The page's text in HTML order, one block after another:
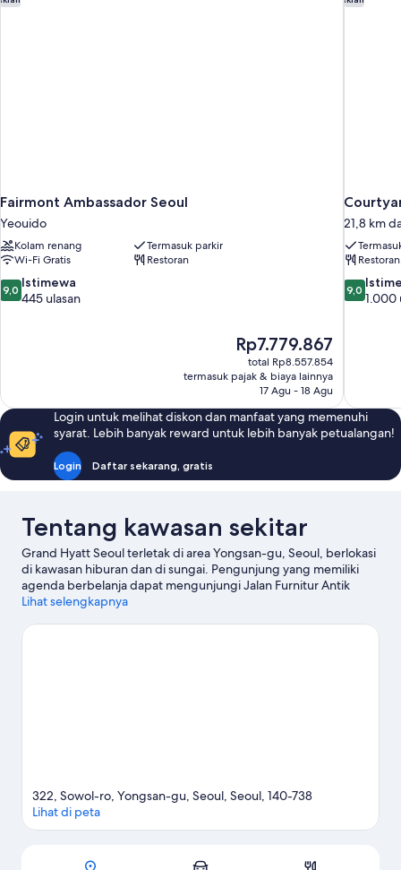
Fairmont Ambassador Seoul
Yeouido
Kolam renang
Termasuk parkir
Wi-Fi Gratis
Restoran
9.0
dari
9,0 Istimewa
445 ulasan
Harga
sekarang
Rp7.779.867
Rp7.779.867
total Rp8.557.854
termasuk pajak & biaya lainnya
17 Agu - 18 Agu
21,8 km
Restoran
9.0
dari
9,0
1.000
Login untuk melihat diskon dan manfaat yang memenuhi
syarat. Lebih banyak reward untuk lebih banyak petualangan!
Login Daftar sekarang, gratis
Tentang kawasan sekitar
Grand Hyatt Seoul terletak di area Yongsan-gu, Seoul, berlokasi
di kawasan hiburan dan di sungai. Pengunjung yang memiliki
agenda berbelanja dapat mengunjungi Jalan Furnitur Antik
Itaewon dan Blue Square, atau singgahi Pusat Bowling Hannam
Namsan. Jangan lupa untuk menjelajahi aktivitas di area ini,
Lihat selengkapnya
Peta
322, Sowol-ro, Yongsan-gu, Seoul, Seoul, 140-738
Lihat di peta